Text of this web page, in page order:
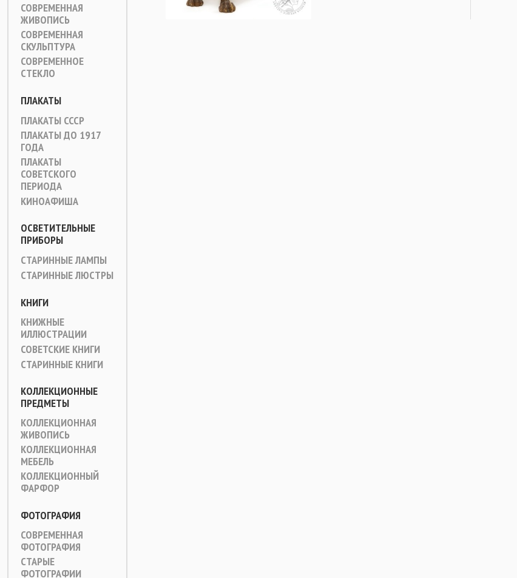
СОВРЕМЕННАЯ
ЖИВОПИСЬ
СОВРЕМЕННАЯ
СКУЛЬПТУРА
СОВРЕМЕННОЕ
СТЕКЛО
ПЛАКАТЫ
ПЛАКАТЫ СССР
ПЛАКАТЫ ДО 1917
ГОДА
ПЛАКАТЫ
СОВЕТСКОГО
ПЕРИОДА
КИНОАФИША
ОСВЕТИТЕЛЬНЫЕ
ПРИБОРЫ
СТАРИННЫЕ ЛАМПЫ
СТАРИННЫЕ ЛЮСТРЫ
КНИГИ
КНИЖНЫЕ
ИЛЛЮСТРАЦИИ
СОВЕТСКИЕ КНИГИ
СТАРИННЫЕ КНИГИ
КОЛЛЕКЦИОННЫЕ
ПРЕДМЕТЫ
КОЛЛЕКЦИОННАЯ
ЖИВОПИСЬ
КОЛЛЕКЦИОННАЯ
МЕБЕЛЬ
КОЛЛЕКЦИОННЫЙ
ФАРФОР
ФОТОГРАФИЯ
СОВРЕМЕННАЯ
ФОТОГРАФИЯ
СТАРЫЕ
ФОТОГРАФИИ